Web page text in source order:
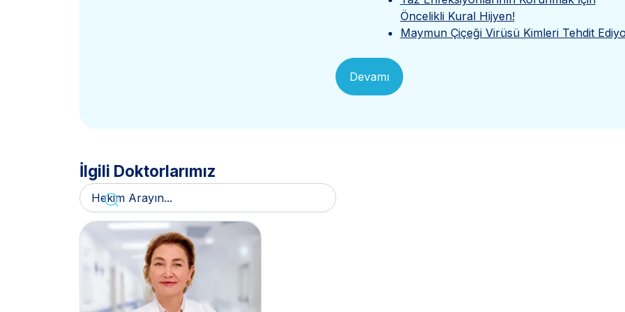
Öncelikli Kural Hijyen!
Maymun Çiçeği Virüsü Kimleri Tehdit
Devamı
İlgili Doktorlarımız